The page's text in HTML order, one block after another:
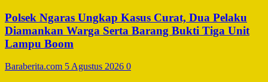
Polsek Ngaras Ungkap Kasus Curat, Dua Pelaku
Diamankan Warga Serta Barang Bukti Tiga Unit
Lampu Boom
Baraberita.com 5 Agustus 2026 0